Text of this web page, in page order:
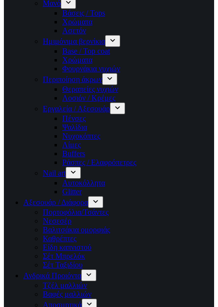
Μανό
Βάσεις / Tops
Χρώματα
Ασετόν
Ημιμόνιμα βερνίκια
Base / Top coat
Χρώματα
Φουρνάκια νυχιών
Περιποίηση άκρων
Θεραπείες νυχιών
Λοσιόν / Κρέμες
Εργαλεία / Αξεσουάρ
Πένσες
Ψαλίδια
Νυχοκόπτες
Λίμες
Buffers
Ράσπες / Ελαφρόπετρες
Nail art
Αυτοκόλλητα
Glitter
Αξεσουάρ / Διάφορα
Πορτοφόλια/Τσάντες
Νεσεσέρ
Βαλιτσάκια ομορφιάς
Καθρέπτες
Είδη καπνιστού
Σέτ Μπρελόκ
Σέτ Ταξιδίου
Ανδρικά Προιόντα
Τζέλ μαλλιών
Βαφές μαλλιών
Αποσμητικά